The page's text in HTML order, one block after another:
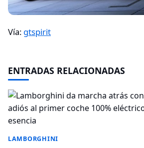
Vía: gtspirit
ENTRADAS RELACIONADAS
LAMBORGHINI